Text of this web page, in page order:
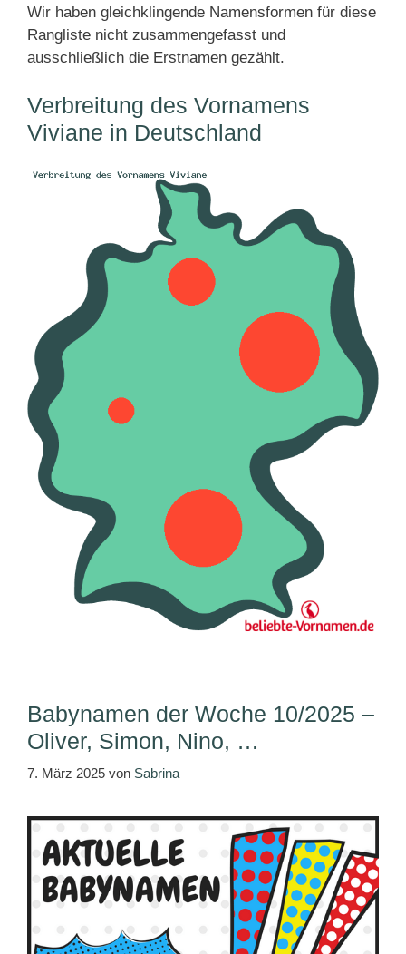
Wir haben gleichklingende Namensformen für diese
Rangliste nicht zusammengefasst und
ausschließlich die Erstnamen gezählt.
Verbreitung des Vornamens
Viviane in Deutschland
Babynamen der Woche 10/2025 –
Oliver, Simon, Nino, …
7. März 2025 von Sabrina